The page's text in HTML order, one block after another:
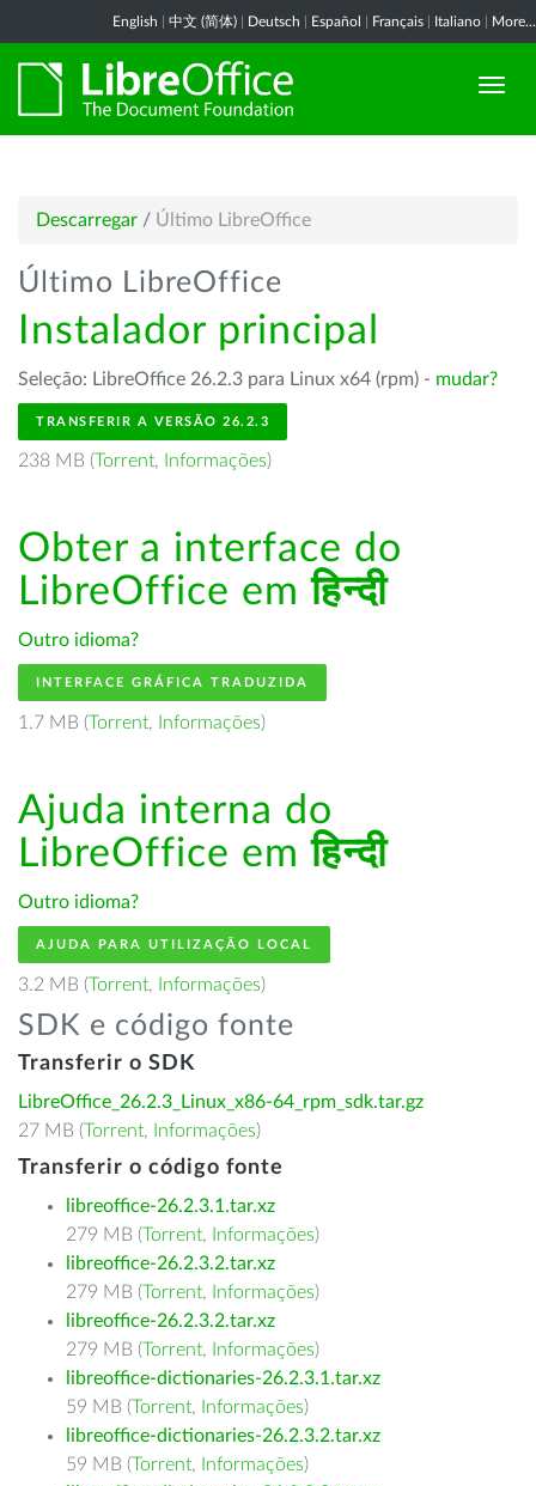
English 中文 (简体) Deutsch Español Français Italiano More...
Descarregar / Último LibreOffice
Último LibreOffice
Instalador principal
Seleção: LibreOffice 26.2.3 para Linux x64 (rpm) - mudar?
TRANSFERIR A VERSÃO 26.2.3
238 MB (Torrent, Informações)
Obter a interface do
LibreOffice emहिन्दी
Outro idioma?
INTERFACE GRÁFICA TRADUZIDA
1.7 MB (Torrent, Informações)
Ajuda interna do
LibreOffice emहिन्दी
Outro idioma?
AJUDA PARA UTILIZAÇÃO LOCAL
3.2 MB (Torrent, Informações)
SDK e código fonte
Transferir o SDK
LibreOffice_26.2.3_Linux_x86-64_rpm_sdk.tar.gz
27 MB (Torrent, Informações)
Transferir o código fonte
libreoffice-26.2.3.1.tar.xz
279 MB (Torrent, Informações)
libreoffice-26.2.3.2.tar.xz
279 MB (Torrent, Informações)
libreoffice-26.2.3.2.tar.xz
279 MB (Torrent, Informações)
libreoffice-dictionaries-26.2.3.1.tar.xz
59 MB (Torrent, Informações)
libreoffice-dictionaries-26.2.3.2.tar.xz
59 MB (Torrent, Informações)